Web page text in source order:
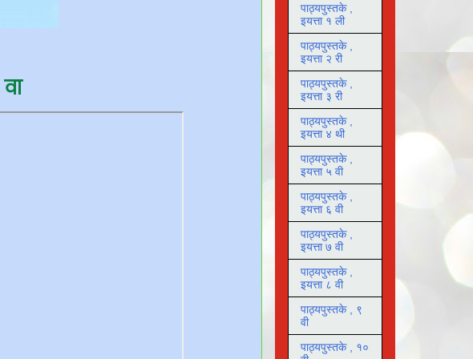
वा
पाठ्यपुस्तके ,
इयत्ता १ ली
पाठ्यपुस्तके ,
इयत्ता २ री
पाठ्यपुस्तके ,
इयत्ता ३ री
पाठ्यपुस्तके ,
इयत्ता ४ थी
पाठ्यपुस्तके ,
इयत्ता ५ वी
पाठ्यपुस्तके ,
इयत्ता ६ वी
पाठ्यपुस्तके ,
इयत्ता ७ वी
पाठ्यपुस्तके ,
इयत्ता ८ वी
पाठ्यपुस्तके , ९
वी
पाठ्यपुस्तके , १०